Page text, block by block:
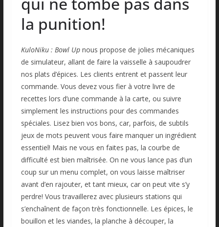
la punition!
KuloNiku : Bowl Upnous propose de jolies mécaniques
de simulateur, allant de faire la vaisselle à saupoudrer
nos plats d’épices. Les clients entrent et passent leur
commande. Vous devez vous fier à votre livre de
recettes lors d’une commande à la carte, ou suivre
simplement les instructions pour des commandes
spéciales. Lisez bien vos bons, car, parfois, de subtils
jeux de mots peuvent vous faire manquer un ingrédient
essentiel! Mais ne vous en faites pas, la courbe de
difficulté est bien maîtrisée. On ne vous lance pas d’un
coup sur un menu complet, on vous laisse maîtriser
avant d’en rajouter, et tant mieux, car on peut vite s’y
perdre! Vous travaillerez avec plusieurs stations qui
s’enchaînent de façon très fonctionnelle. Les épices, le
bouillon et les viandes, la planche à découper, la